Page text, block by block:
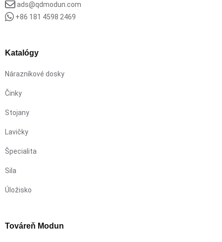
ads@qdmodun.com
+86 181 4598 2469
Katalógy
Nárazníkové dosky
Činky
Stojany
Lavičky
Špecialita
Sila
Úložisko
Továreň Modun